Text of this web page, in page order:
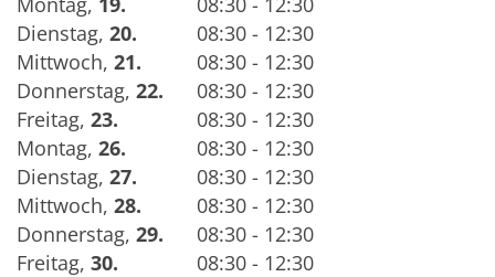
Dienstag, 20.
08:30 - 12:30
Mittwoch, 21.
08:30 - 12:30
Donnerstag, 22.
08:30 - 12:30
Freitag, 23.
08:30 - 12:30
Montag, 26.
08:30 - 12:30
Dienstag, 27.
08:30 - 12:30
Mittwoch, 28.
08:30 - 12:30
Donnerstag, 29.
08:30 - 12:30
Freitag, 30.
08:30 - 12:30